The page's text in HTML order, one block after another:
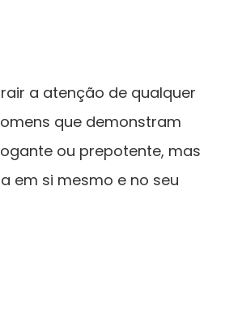
a atenção de qualquer
que demonstram
ou prepotente, mas
em si mesmo e no seu